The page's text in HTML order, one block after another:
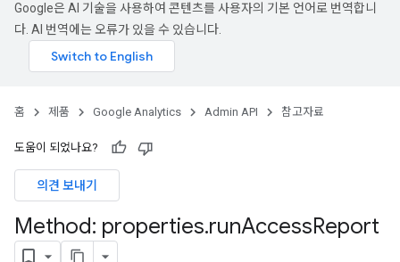
Google은 AI 기술을 사용하여 콘텐츠를 사용자의 기본 언어로 번역합니
다. AI 번역에는 오류가 있을 수 있습니다.
홈 제품 Google Analytics Admin API 참고자료
도움이 되었나요?
의견 보내기
Method: properties.runAccessReport